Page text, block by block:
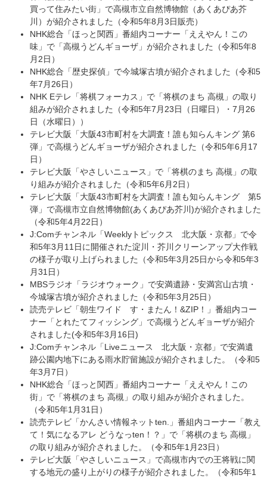
買って住みたい街」で高槻市立自然博物館（あくあぴあ芥
川）が紹介されました（令和5年8月3日販売）
NHK総合「ほっと関西」番組内コーナー「ええやん！この
味」で「高槻うどんギョーザ」が紹介されました（令和5年8
月2日）
NHK総合「歴史探偵」で今城塚古墳が紹介されました（令和5
年7月26日）
NHK Eテレ「将棋フォーカス」で「将棋のまち 高槻」の取り
組みが紹介されました（令和5年7月23日（日曜日）・7月26
日（水曜日））
テレビ大阪「大阪43市町村を大調査！誰も知らんキング 第6
弾」で高槻うどんギョーザが紹介されました（令和5年6月17
日）
テレビ大阪「やさしいニュース」で「将棋のまち 高槻」の取
り組みが紹介されました（令和5年6月2日）
テレビ大阪「大阪43市町村を大調査！誰も知らんキング 第5
弾」で高槻市立自然博物館(あくあぴあ芥川)が紹介されました
（令和5年4月22日）
J:Comチャンネル「Weeklyトピックス 北大阪・京都」で令
和5年3月11日に開催された淀川・芥川クリーンアップ大作戦
の様子が取り上げられました（令和5年3月25日から令和5年3
月31日）
MBSラジオ「ラジオウォーク」で安満遺跡・安満宮山古墳・
今城塚古墳が紹介されました（令和5年3月25日）
読売テレビ「朝生ワイド す・またん！&ZIP！」番組内コー
ナー「とれたてフィッシング」で高槻うどんギョーザが紹介
されました(令和5年3月16日)
J:Comチャンネル「Liveニュース 北大阪・京都」で安満遺
跡公園内地下にある雨水貯留施設が紹介されました。（令和5
年3月7日）
NHK総合「ほっと関西」番組内コーナー「ええやん！この
街」で「将棋のまち 高槻」の取り組みが紹介されました。
（令和5年1月31日）
読売テレビ「かんさい情報ネットten.」番組内コーナー「教え
て！気になるアレ どうなっten！？」で「将棋のまち 高槻」
の取り組みが紹介されました。（令和5年1月23日）
テレビ大阪「やさしいニュース」で高槻市内での王将戦に関
する地元の盛り上がりの様子が紹介されました。（令和5年1